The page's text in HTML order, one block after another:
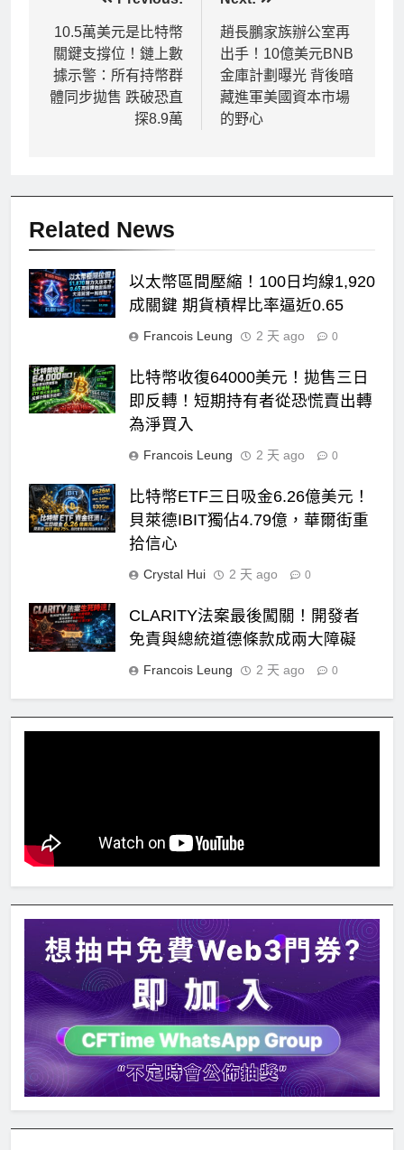
章
導
覽
10.5萬美元是比特幣
關鍵支撐位！鏈上數
據示警：所有持幣群
體同步拋售 跌破恐直
探8.9萬
趙長鵬家族辦公室再
出手！10億美元BNB
金庫計劃曝光 背後暗
藏進軍美國資本市場
的野心
Related News
以太幣區間壓縮！100日均線1,920
成關鍵 期貨槓桿比率逼近0.65
Francois Leung 2 天 ago 0
比特幣收復64000美元！拋售三日
即反轉！短期持有者從恐慌賣出轉
為淨買入
Francois Leung 2 天 ago 0
比特幣ETF三日吸金6.26億美元！
貝萊德IBIT獨佔4.79億，華爾街重
拾信心
Crystal Hui 2 天 ago 0
CLARITY法案最後闖關！開發者
免責與總統道德條款成兩大障礙
Francois Leung 2 天 ago 0